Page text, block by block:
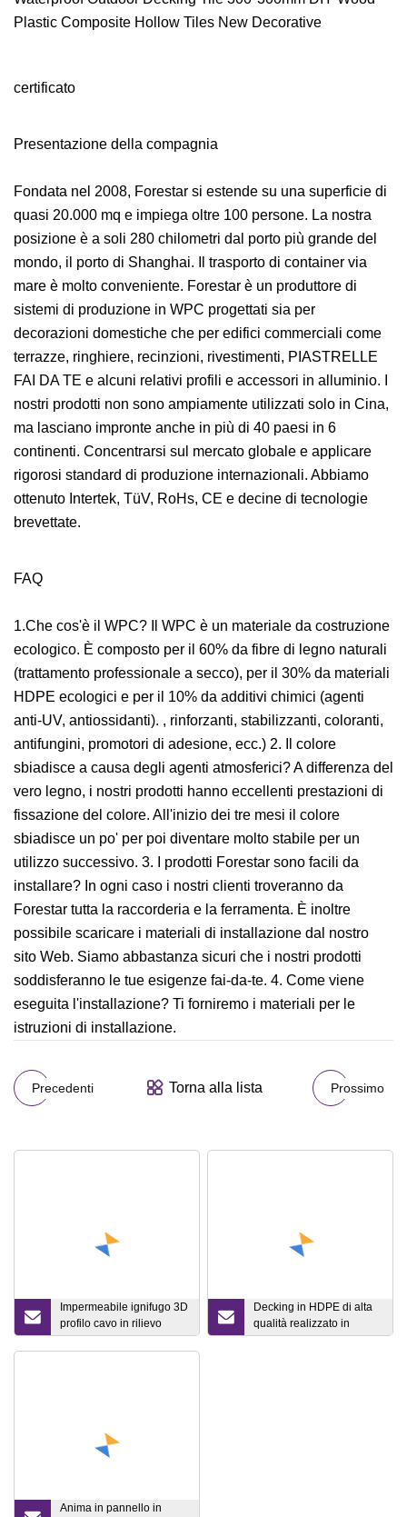
certificato
Presentazione della compagnia
Fondata nel 2008, Forestar si estende su una superficie di
quasi 20.000 mq e impiega oltre 100 persone. La nostra
posizione è a soli 280 chilometri dal porto più grande del
mondo, il porto di Shanghai. Il trasporto di container via
mare è molto conveniente. Forestar è un produttore di
sistemi di produzione in WPC progettati sia per
decorazioni domestiche che per edifici commerciali come
terrazze, ringhiere, recinzioni, rivestimenti, PIASTRELLE
FAI DA TE e alcuni relativi profili e accessori in alluminio. I
nostri prodotti non sono ampiamente utilizzati solo in Cina,
ma lasciano impronte anche in più di 40 paesi in 6
continenti. Concentrarsi sul mercato globale e applicare
rigorosi standard di produzione internazionali. Abbiamo
ottenuto Intertek, TüV, RoHs, CE e decine di tecnologie
brevettate.
FAQ
1.Che cos'è il WPC? Il WPC è un materiale da costruzione
ecologico. È composto per il 60% da fibre di legno naturali
(trattamento professionale a secco), per il 30% da materiali
HDPE ecologici e per il 10% da additivi chimici (agenti
anti-UV, antiossidanti). , rinforzanti, stabilizzanti, coloranti,
antifungini, promotori di adesione, ecc.) 2. Il colore
sbiadisce a causa degli agenti atmosferici? A differenza del
vero legno, i nostri prodotti hanno eccellenti prestazioni di
fissazione del colore. All'inizio dei tre mesi il colore
sbiadisce un po' per poi diventare molto stabile per un
utilizzo successivo. 3. I prodotti Forestar sono facili da
installare? In ogni caso i nostri clienti troveranno da
Forestar tutta la raccorderia e la ferramenta. È inoltre
possibile scaricare i materiali di installazione dal nostro
sito Web. Siamo abbastanza sicuri che i nostri prodotti
soddisferanno le tue esigenze fai-da-te. 4. Come viene
eseguita l'installazione? Ti forniremo i materiali per le
istruzioni di installazione.
Precedenti Torna alla lista Prossimo
Impermeabile ignifugo 3D
profilo cavo in rilievo
Piscina all'aperto Patio da
Decking in HDPE di alta
qualità realizzato in
composito di legno-
Anima in pannello in